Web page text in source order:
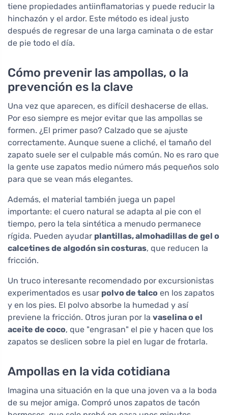
tiene propiedades antiinflamatorias y puede reducir la
hinchazón y el ardor. Este método es ideal justo
después de regresar de una larga caminata o de estar
de pie todo el día.
Cómo prevenir las ampollas, o la
prevención es la clave
Una vez que aparecen, es difícil deshacerse de ellas.
Por eso siempre es mejor evitar que las ampollas se
formen. ¿El primer paso? Calzado que se ajuste
correctamente. Aunque suene a cliché, el tamaño del
zapato suele ser el culpable más común. No es raro que
la gente use zapatos medio número más pequeños solo
para que se vean más elegantes.
Además, el material también juega un papel
importante: el cuero natural se adapta al pie con el
tiempo, pero la tela sintética a menudo permanece
rígida. Pueden ayudar plantillas, almohadillas de gel o
calcetines de algodón sin costuras, que reducen la
fricción.
Un truco interesante recomendado por excursionistas
experimentados es usar polvo de talco en los zapatos
y en los pies. El polvo absorbe la humedad y así
previene la fricción. Otros juran por la vaselina o el
aceite de coco, que "engrasan" el pie y hacen que los
zapatos se deslicen sobre la piel en lugar de frotarla.
Ampollas en la vida cotidiana
Imagina una situación en la que una joven va a la boda
de su mejor amiga. Compró unos zapatos de tacón